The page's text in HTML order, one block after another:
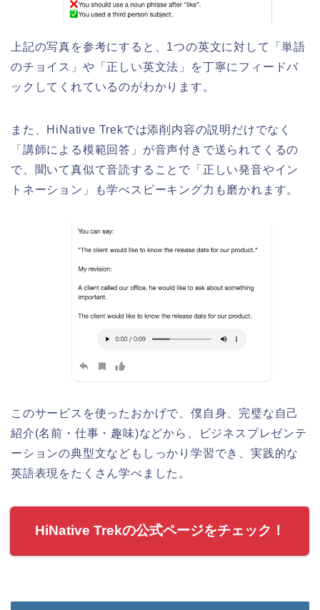
上記の写真を参考にすると、1つの英文に対して「単語
のチョイス」や「正しい英文法」を丁寧にフィードバ
ックしてくれているのがわかります。
また、HiNative Trekでは添削内容の説明だけでなく
「講師による模範回答」が音声付きで送られてくるの
で、聞いて真似て音読することで「正しい発音やイン
トネーション」も学べスピーキング力も磨かれます。
このサービスを使ったおかげで、僕自身、完璧な自己
紹介(名前・仕事・趣味)などから、ビジネスプレゼンテ
ーションの典型文などもしっかり学習でき、実践的な
英語表現をたくさん学べました。
HiNative Trekの公式ページをチェック！